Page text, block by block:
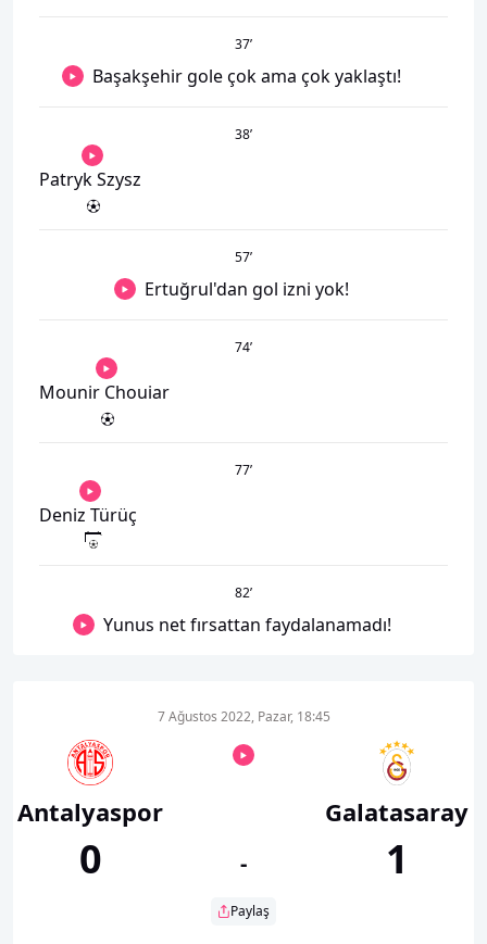
37’
Başakşehir gole çok ama çok yaklaştı!
38’
Patryk Szysz
57’
Ertuğrul'dan gol izni yok!
74’
Mounir Chouiar
77’
Deniz Türüç
82’
Yunus net fırsattan faydalanamadı!
Antalyaspor
0
7 Ağustos 2022, Pazar, 18:45
-
Paylaş
Galatasaray
1